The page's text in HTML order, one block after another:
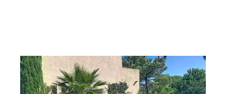
ST CYPRIEN 66
85 m
, 3 pièces
Ref : 6219